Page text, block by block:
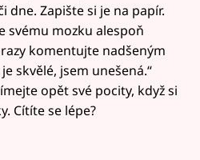
dne. Zapište si je na papír.
svému mozku alespoň
komentujte nadšeným
skvělé, jsem unešená.“
opět své pocity, když si
Cítíte se lépe?